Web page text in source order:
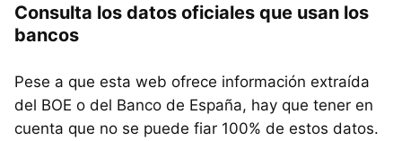
Consulta los datos oficiales que usan los
bancos
Pese a que esta web ofrece información extraída
del BOE o del Banco de España, hay que tener en
cuenta que no se puede fiar 100% de estos datos.